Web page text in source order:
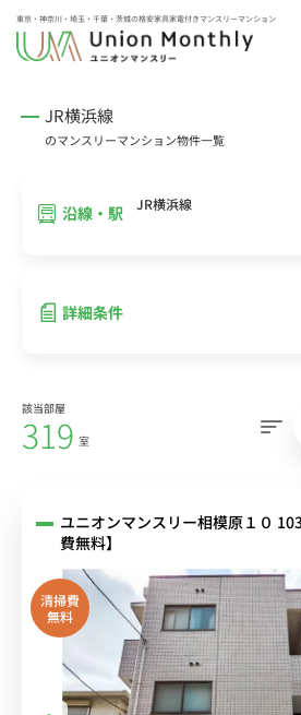
東京・神奈川・埼玉・千葉・茨城の格安家具家電付きマンスリーマンション
JR横浜線
のマンスリーマンション物件一覧
沿線・駅 JR横浜線
詳細条件
該当部屋
319 室
ユニオンマンスリー相模原１０
費無料】
清掃費
無料